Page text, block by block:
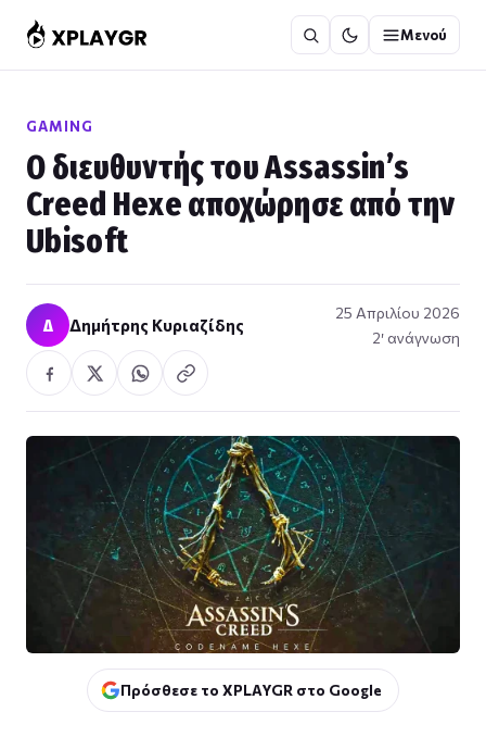
στο
περιεχόμενο
Μενού
GAMING
Ο διευθυντής του Assassin’s
Creed Hexe αποχώρησε από την
Ubisoft
Δ Δημήτρης Κυριαζίδης
25 Απριλίου 2026
2′ ανάγνωση
Πρόσθεσε το XPLAYGR στο Google